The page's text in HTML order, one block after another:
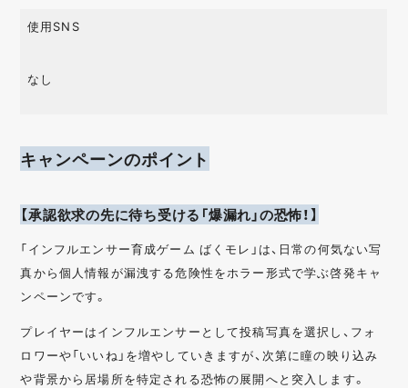
使用SNS
なし
キャンペーンのポイント
【承認欲求の先に待ち受ける「爆漏れ」の恐怖！】
「インフルエンサー育成ゲーム ばくモレ」は、日常の何気ない写
真から個人情報が漏洩する危険性をホラー形式で学ぶ啓発キャ
ンペーンです。
プレイヤーはインフルエンサーとして投稿写真を選択し、フォ
ロワーや「いいね」を増やしていきますが、次第に瞳の映り込み
や背景から居場所を特定される恐怖の展開へと突入します。